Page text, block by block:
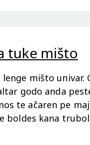
tuke mišto
mišto univar.
godo anda
te ačaren pe
boldes kana